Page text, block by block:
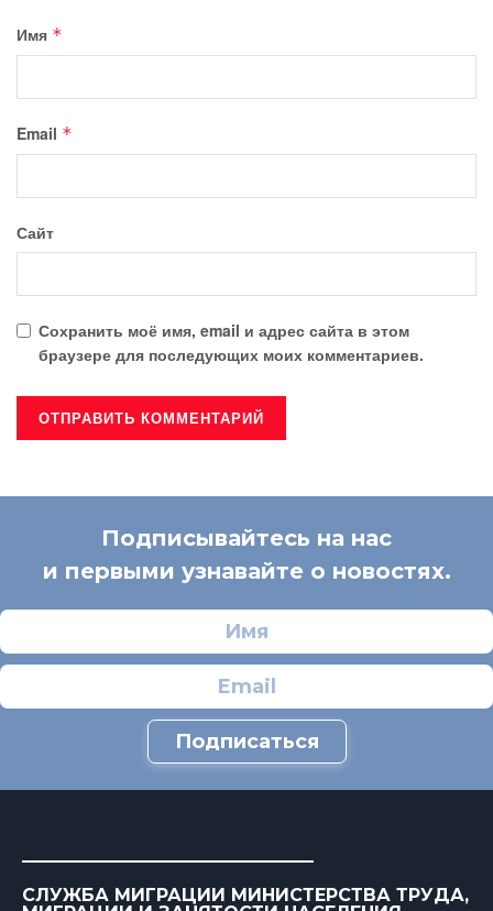
Имя *
Email *
Сайт
Сохранить моё имя, email и адрес сайта в этом
браузере для последующих моих комментариев.
Подписывайтесь на нас
и первыми узнавайте о новостях.
Подписаться
СЛУЖБА МИГРАЦИИ МИНИСТЕРСТВА ТРУДА,